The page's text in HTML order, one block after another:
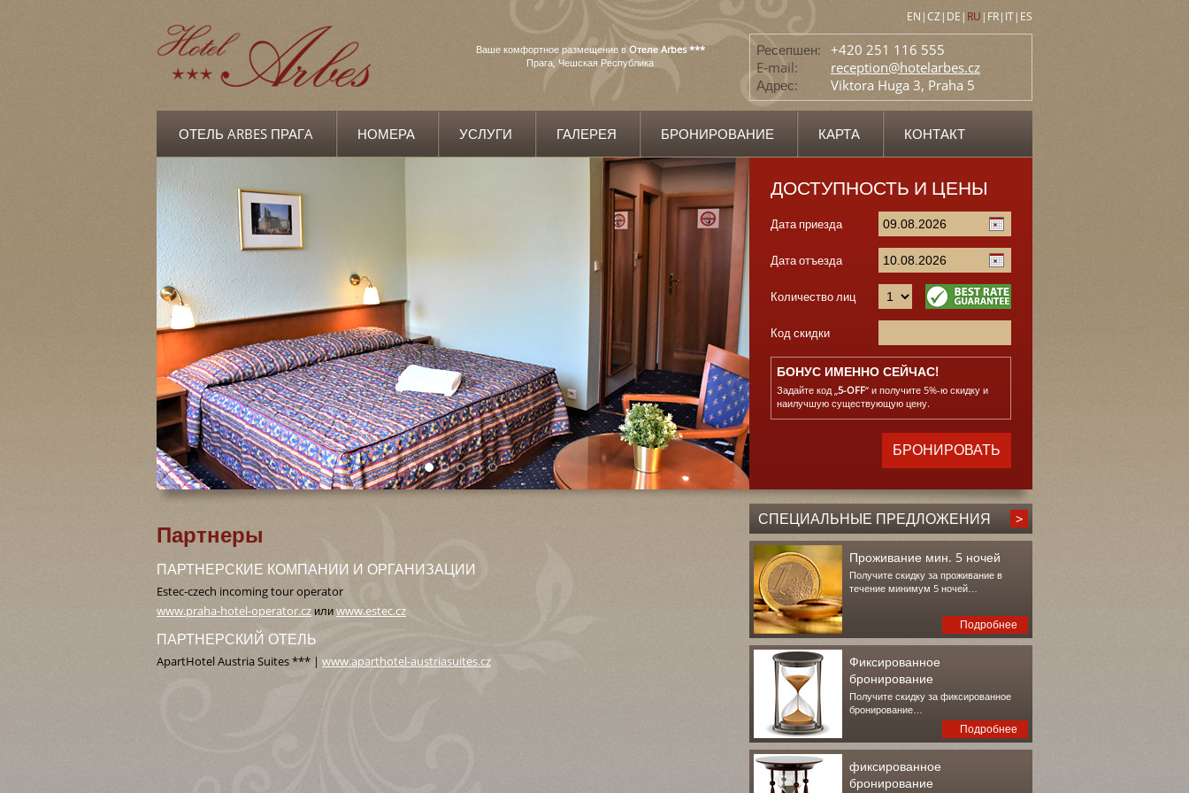
Ваше комфортное размещение в Oтеле Arbes ***
Прага, Чешская Республика
EN |CZ| DE | RU | FR| IT| ES
Ресепшен: +420 251 116 555
E-mail:
reception@hotelarbes.cz
Адрес:
Viktora Huga 3, Praha 5
ОТЕЛЬ ARBES ПРАГA НОМЕРА УСЛУГИ ГАЛЕРЕЯ БРОНИРОВАНИЕ КАРТА КОНТАКТ
ДОСТУПНОСТЬ И ЦЕНЫ
Дата приезда
Дата отъезда
Количество лиц
Код скидки
БОНУС ИМЕННО СЕЙЧАС!
Задайте код „5-OFF“ и получите 5%-ю скидку и
наилучшую существующую цену.
Партнеры
ПАРТНЕРСКИЕ КОМПАНИИ И ОРГАНИЗАЦИИ
Estec-czech incoming tour operator
www.praha-hotel-operator.cz илиwww.estec.cz
ПАРТНЕРСКИЙ ОТЕЛЬ
ApartHotel Austria Suites *** | www.aparthotel-austriasuites.cz
СПЕЦИАЛЬНЫЕ ПРЕДЛОЖЕНИЯ
Проживание мин. 5 ночей
Получите скидку за проживание в
течение минимум 5 ночей…
Подробнее
Фиксированное
бронирование
Получите скидку за фиксированное
бронирование…
Подробнее
фиксированное
бронирование